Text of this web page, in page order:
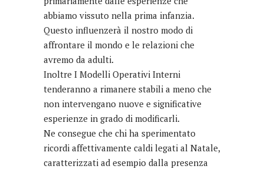
abbiamo vissuto nella prima infanzia.
Questo influenzerà il nostro modo di
affrontare il mondo e le relazioni che
avremo da adulti.
Inoltre I Modelli Operativi Interni
tenderanno a rimanere stabili a meno che
non intervengano nuove e significative
esperienze in grado di modificarli.
Ne consegue che chi ha sperimentato
ricordi affettivamente caldi legati al Natale,
caratterizzati ad esempio dalla presenza